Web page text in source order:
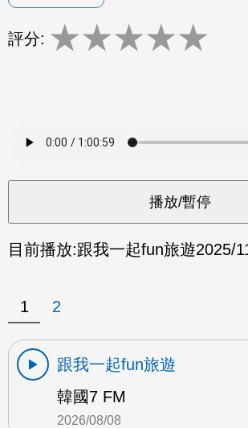
評分: ★★★★★
目前播放:跟我一起fun旅遊2025/
1 2
跟我一起fun旅遊
韓國7 FM
2026/08/08